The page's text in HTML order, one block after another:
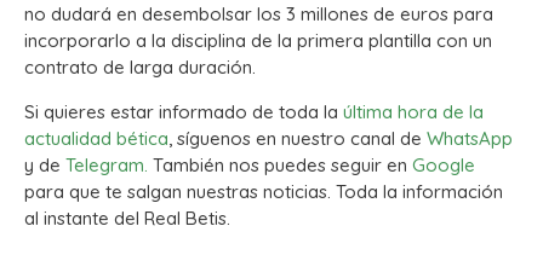
no dudará en desembolsar los 3 millones de euros para
incorporarlo a la disciplina de la primera plantilla con un
contrato de larga duración.
Si quieres estar informado de toda la última hora de la
actualidad bética , síguenos en nuestro canal de WhatsApp
y de Telegram. También nos puedes seguir en Google
para que te salgan nuestras noticias. Toda la información
al instante del Real Betis.